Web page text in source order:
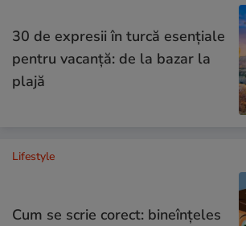
30 de expresii în turcă esențiale
pentru vacanță: de la bazar la
plajă
Lifestyle
Cum se scrie corect: bineînțeles